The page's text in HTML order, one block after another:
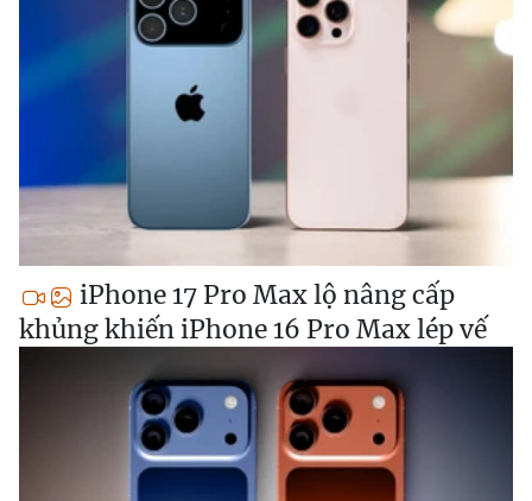
iPhone 17 Pro Max lộ nâng cấp
khủng khiến iPhone 16 Pro Max lép vế